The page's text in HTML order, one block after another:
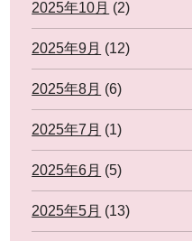
2025年10月 (2)
2025年9月 (12)
2025年8月 (6)
2025年7月 (1)
2025年6月 (5)
2025年5月 (13)